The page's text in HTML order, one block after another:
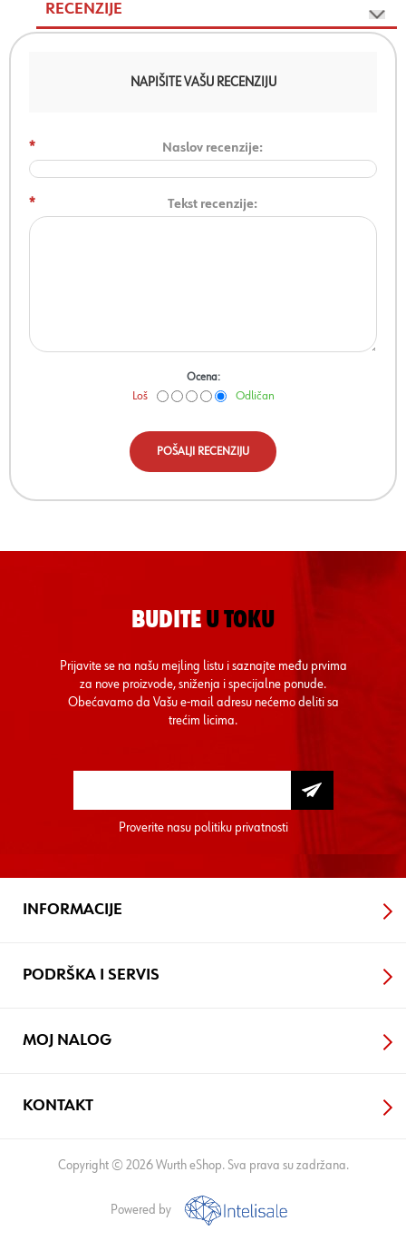
RECENZIJE
NAPIŠITE VAŠU RECENZIJU
Naslov recenzije:
*
Tekst recenzije:
*
Ocena:
Loš Odličan
POŠALJI RECENZIJU
BUDITE U TOKU
Prijavite se na našu mejling listu i saznajte među prvima
za nove proizvode, sniženja i specijalne ponude.
Obećavamo da Vašu e-mail adresu nećemo deliti sa
trećim licima.
Proverite nasu politiku privatnosti
INFORMACIJE
PODRŠKA I SERVIS
MOJ NALOG
KONTAKT
Copyright © 2026 Wurth eShop. Sva prava su zadržana.
Powered by